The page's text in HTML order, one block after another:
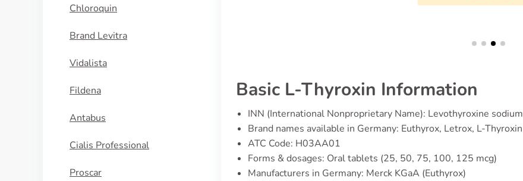
Chloroquin
Brand Levitra
Vidalista
Fildena
Antabus
Cialis Professional
Proscar
Basic L-Thyroxin Information
INN (International Nonproprietary Name): Levothyroxine sodium
Brand names available in Germany: Euthyrox, Letrox, L-Thyroxin
ATC Code: H03AA01
Forms & dosages: Oral tablets (25, 50, 75, 100, 125 mcg)
Manufacturers in Germany: Merck KGaA (Euthyrox)